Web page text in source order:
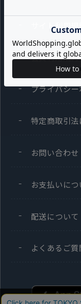
サイト利用規約
会員利用規約
プライバシ
特定商取引
お問い合わせ
お支払いにつ
配送について
よくあるご質